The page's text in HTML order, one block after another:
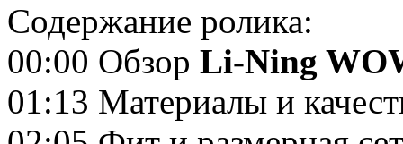
Содержание ролика:
00:00 Обзор Li-Ning
01:13 Материалы и